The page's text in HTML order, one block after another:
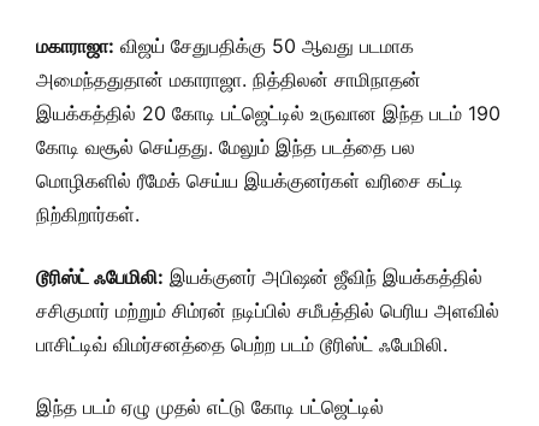
மகாராஜா: விஜய் சேதுபதிக்கு 50 ஆவது படமாக
அமைந்ததுதான் மகாராஜா. நித்திலன் சாமிநாதன்
இயக்கத்தில் 20 கோடி பட்ஜெட்டில் உருவான இந்த படம் 190
கோடி வசூல் செய்தது. மேலும் இந்த படத்தை பல
மொழிகளில் ரீமேக் செய்ய இயக்குனர்கள் வரிசை கட்டி
நிற்கிறார்கள்.
டூரிஸ்ட் ஃபேமிலி: இயக்குனர் அபிஷன் ஜீவிந் இயக்கத்தில்
சசிகுமார் மற்றும் சிம்ரன் நடிப்பில் சமீபத்தில் பெரிய அளவில்
பாசிட்டிவ் விமர்சனத்தை பெற்ற படம் டூரிஸ்ட் ஃபேமிலி.
இந்த படம் ஏழு முதல் எட்டு கோடி பட்ஜெட்டில்